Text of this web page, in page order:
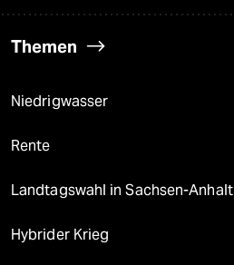
Themen
Niedrigwasser
Rente
Landtagswahl in Sachsen-Anhalt
Hybrider Krieg